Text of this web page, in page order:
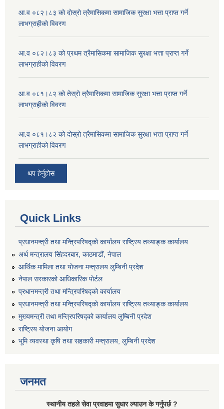
आ.व ०८२।८३ को दोस्रो त्रैमासिकमा सामाजिक सुरक्षा भत्ता प्राप्त गर्ने
लाभग्राहीको विवरण
आ.व ०८२।८३ को प्रथम त्रैमासिकमा सामाजिक सुरक्षा भत्ता प्राप्त गर्ने
लाभग्राहीको विवरण
आ.व ०८१।८२ को तेस्रो त्रैमासिकमा सामाजिक सुरक्षा भत्ता प्राप्त गर्ने
लाभग्राहीको विवरण
आ.व ०८१।८२ को दोस्रो त्रैमासिकमा सामाजिक सुरक्षा भत्ता प्राप्त गर्ने
लाभग्राहीको विवरण
थप हेर्नुहोस
Quick Links
प्रधानमन्त्री तथा मन्त्रिपरिषद्को कार्यालय राष्ट्रिय तथ्याङ्क कार्यालय
अर्थ मन्त्रालय सिंहदरबार, काठमाडौं, नेपाल
आर्थिक मामिला तथा योजना मन्त्रालय लुम्बिनी प्रदेश
नेपाल सरकारको आधिकारिक पोर्टल
प्रधानमन्त्री तथा मन्त्रिपरिषद्को कार्यालय
प्रधानमन्त्री तथा मन्त्रिपरिषद्को कार्यालय राष्ट्रिय तथ्याङ्क कार्यालय
मुख्यमन्त्री तथा मन्त्रिपरिषद्को कार्यालय लुम्बिनी प्रदेश
राष्ट्रिय योजना आयोग
भूमि व्यवस्था कृषि तथा सहकारी मन्त्रालय, लुम्बिनी प्रदेश
जनमत
स्थानीय तहले सेवा प्रवाहमा सुधार ल्याउन के गर्नुपर्छ ?